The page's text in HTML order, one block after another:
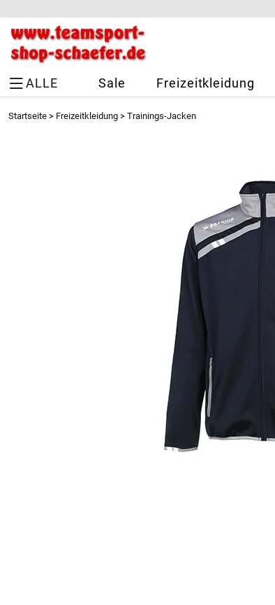
ALLE Sale Freizeitkleidung
Startseite > Freizeitkleidung > Trainings-Jacken